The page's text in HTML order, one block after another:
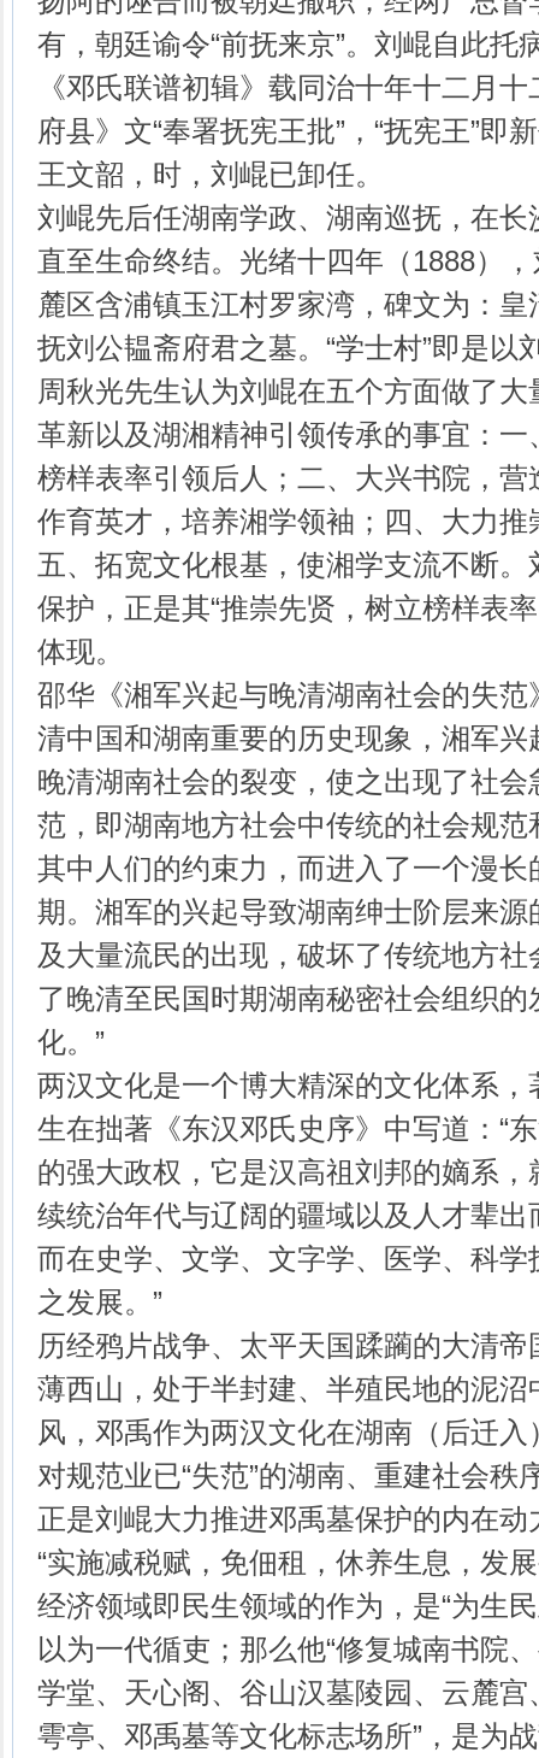
有，朝廷谕令“前抚来京”。刘崐自此托
《邓氏联谱初辑》载同治十年十二月
府县》文“奉署抚宪王批”，“抚宪王”即
王文韶，时，刘崐已卸任。
刘崐先后任湖南学政、湖南巡抚，在
直至生命终结。光绪十四年（1888）
麓区含浦镇玉江村罗家湾，碑文为：
抚刘公韫斋府君之墓。“学士村”即是以
周秋光先生认为刘崐在五个方面做了
革新以及湖湘精神引领传承的事宜：
榜样表率引领后人；二、大兴书院，
作育英才，培养湘学领袖；四、大力
五、拓宽文化根基，使湘学支流不断
保护，正是其“推崇先贤，树立榜样表
体现。
邵华《湘军兴起与晚清湖南社会的失范
清中国和湖南重要的历史现象，湘军
晚清湖南社会的裂变，使之出现了社
范，即湖南地方社会中传统的社会规
其中人们的约束力，而进入了一个漫
期。湘军的兴起导致湖南绅士阶层来
及大量流民的出现，破坏了传统地方
了晚清至民国时期湖南秘密社会组织
化。”
两汉文化是一个博大精深的文化体系
生在拙著《东汉邓氏史序》中写道：“
的强大政权，它是汉高祖刘邦的嫡系
续统治年代与辽阔的疆域以及人才辈
而在史学、文学、文字学、医学、科
之发展。”
历经鸦片战争、太平天国蹂躏的大清
薄西山，处于半封建、半殖民地的泥
风，邓禹作为两汉文化在湖南（后迁
对规范业已“失范”的湖南、重建社会秩
正是刘崐大力推进邓禹墓保护的内在动
“实施减税赋，免佃租，休养生息，发
经济领域即民生领域的作为，是“为生
以为一代循吏；那么他“修复城南书院
学堂、天心阁、谷山汉墓陵园、云麓
雩亭、邓禹墓等文化标志场所”，是为